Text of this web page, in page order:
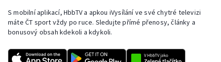
Plážový volejbal
Ragby
Rychlobruslení
S mobilní aplikací, HbbTV a apkou iVysílání ve své chytré televizi
máte ČT sport vždy po ruce. Sledujte přímé přenosy, články a
bonusový obsah kdekoli a kdykoli.